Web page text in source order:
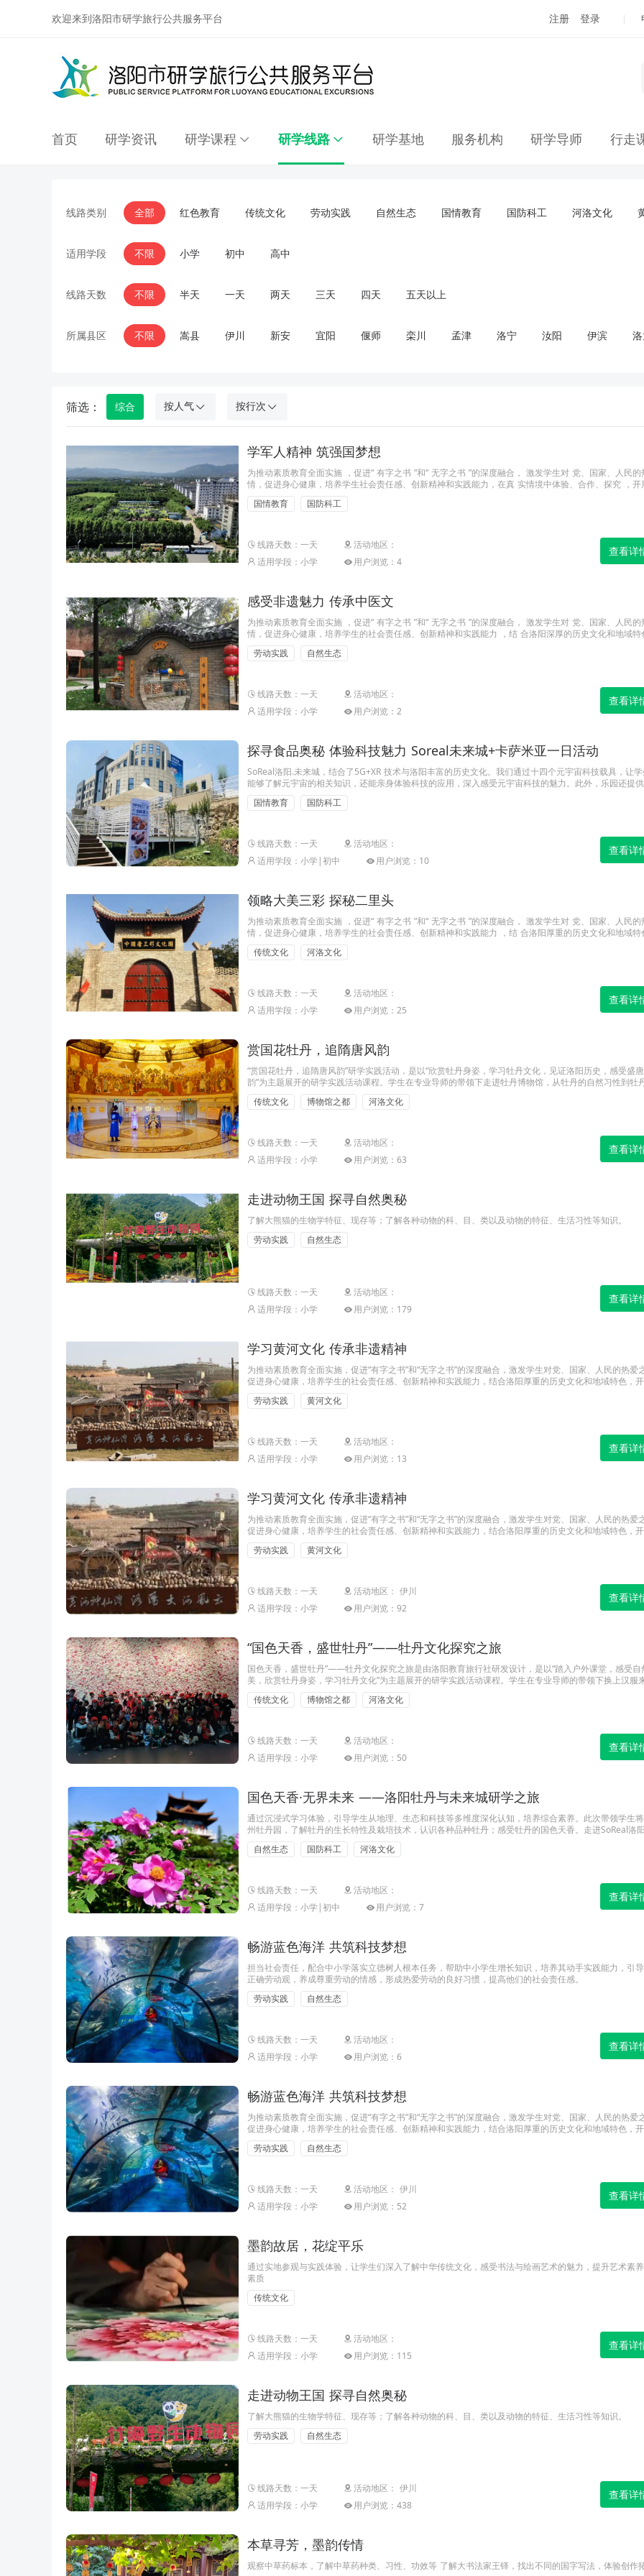
欢迎来到洛阳市研学旅行公共服务平台 注册 登录 |
首页 研学资讯 研学课程 研学线路 研学基地 服务机构 研学导师 行走
线路类别 全部 红色教育 传统文化 劳动实践 自然生态 国情教育 国防科工 河洛文化
适用学段 不限 小学 初中 高中
线路天数 不限 半天 一天 两天 三天 四天 五天以上
所属县区 不限 嵩县 伊川 新安 宜阳 偃师 栾川 孟津 洛宁 汝阳 伊滨
筛选： 综合 按人气 按行次
学军人精神 筑强国梦想
为推动素质教育全面实施 ，促进“ 有字之书 ”和“ 无字之书 ”的深度融合， 激发学生对 党、国家、人民的
情，促进身心健康，培养学生社会责任感、创新精神和实践能力，在真 实情境中体验、合作、探究 ，开
军人精神 ·筑强国梦想” 主题研学活动。
国情教育 国防科工
线路天数：一天
活动地区：
适用学段：小学
用户浏览：4
查看详
感受非遗魅力 传承中医文
为推动素质教育全面实施 ，促进“ 有字之书 ”和“ 无字之书 ”的深度融合， 激发学生对 党、国家、人民的
情，促进身心健康，培养学生的社会责任感、创新精神和实践能力 ，结 合洛阳深厚的历史文化和地域特
展“感受非遗魅力 ·传承中医文化” 主题研学活动。
劳动实践 自然生态
线路天数：一天
活动地区：
适用学段：小学
用户浏览：2
查看详
探寻食品奥秘 体验科技魅力 Soreal未来城+卡萨米亚一日活动
SoReal洛阳.未来城，结合了5G+XR 技术与洛阳丰富的历史文化。我们通过十四个元宇宙科技载具，让学
能够了解元宇宙的相关知识，还能亲身体验科技的应用，深入感受元宇宙科技的魅力。此外，乐园还提供
舟”号载人航天模拟体验器和“蛟龙”号深海载人潜水模拟教具，帮助学生学习航天和航海知识，激发他们的
想。 卡萨米亚造梦工厂则提供了一个完全不同的学习环境。在这里，孩子们可以亲手制作各种烘焙食
国情教育 国防科工
线路天数：一天
活动地区：
适用学段：小学|初中
用户浏览：10
查看详
领略大美三彩 探秘二里头
为推动素质教育全面实施 ，促进“ 有字之书 ”和“ 无字之书 ”的深度融合， 激发学生对 党、国家、人民的
情，促进身心健康，培养学生的社会责任感、创新精神和实践能力 ，结 合洛阳厚重的历史文化和地域特
展“领略大美三彩 ·探秘二里头” 主题研学活动。
传统文化 河洛文化
线路天数：一天
活动地区：
适用学段：小学
用户浏览：25
查看详
赏国花牡丹，追隋唐风韵
“赏国花牡丹，追隋唐风韵”研学实践活动，是以“欣赏牡丹身姿，学习牡丹文化，见证洛阳历史，感受盛
韵”为主题展开的研学实践活动课程。学生在专业导师的带领下走进牡丹博物馆，从牡丹的自然习性到牡
的历史故事和神话传说，学生们认识牡丹，了解牡丹，学习牡丹精神，吟诵牡丹诗词，在身临其境中感受
化，体会河洛文化的源远流长。
传统文化 博物馆之都 河洛文化
线路天数：一天
活动地区：
适用学段：小学
用户浏览：63
查看详
走进动物王国 探寻自然奥秘
了解大熊猫的生物学特征、现存等；了解各种动物的科、目、类以及动物的特征、生活习性等知识。
劳动实践
自然生态
线路天数：一天
活动地区：
适用学段：小学
用户浏览：179
查看详
学习黄河文化 传承非遗精神
为推动素质教育全面实施，促进“有字之书”和“无字之书”的深度融合，激发学生对党、国家、人民的热爱
促进身心健康，培养学生的社会责任感、创新精神和实践能力，结合洛阳厚重的历史文化和地域特色，开
习黄河文化·传承非遗精神”主题研学活动。
劳动实践 黄河文化
线路天数：一天
活动地区：
适用学段：小学
用户浏览：13
查看详
学习黄河文化 传承非遗精神
为推动素质教育全面实施，促进“有字之书”和“无字之书”的深度融合，激发学生对党、国家、人民的热爱
促进身心健康，培养学生的社会责任感、创新精神和实践能力，结合洛阳厚重的历史文化和地域特色，开
习黄河文化·传承非遗精神”主题研学活动。
劳动实践 黄河文化
线路天数：一天
活动地区： 伊川
适用学段：小学
用户浏览：92
查看详
“国色天香，盛世牡丹”——牡丹文化探究之旅
国色天香，盛世牡丹”——牡丹文化探究之旅是由洛阳教育旅行社研发设计，是以“踏入户外课堂，感受自
美，欣赏牡丹身姿，学习牡丹文化”为主题展开的研学实践活动课程。学生在专业导师的带领下换上汉服
州园，观赏各色牡丹，和各色花朵合影，制作“春日锦囊”；继而到牡丹博物馆，从牡丹的自然习性到牡丹
历史故事和神话传说，学生们认识牡丹，了解牡丹，学习牡丹精神，吟诵牡丹诗词，在身临其境中感受牡
传统文化 博物馆之都 河洛文化
线路天数：一天
活动地区：
适用学段：小学
用户浏览：50
查看详
国色天香·无界未来 ——洛阳牡丹与未来城研学之旅
通过沉浸式学习体验，引导学生从地理、生态和科技等多维度深化认知，培养综合素养。此次带领学生
州牡丹园，了解牡丹的生长特性及栽培技术，认识各种品种牡丹；感受牡丹的国色天香。走进SoReal洛
城，学生将体验前沿科技，激发创新思维，了解未来城发展的趋势。
自然生态 国防科工 河洛文化
线路天数：一天
活动地区：
适用学段：小学|初中
用户浏览：7
查看详
畅游蓝色海洋 共筑科技梦想
担当社会责任，配合中小学落实立德树人根本任务，帮助中小学生增长知识，培养其动手实践能力，引
正确劳动观，养成尊重劳动的情感，形成热爱劳动的良好习惯，提高他们的社会责任感。
劳动实践
自然生态
线路天数：一天
活动地区：
适用学段：小学
用户浏览：6
查看详
畅游蓝色海洋 共筑科技梦想
为推动素质教育全面实施，促进“有字之书”和“无字之书”的深度融合，激发学生对党、国家、人民的热爱
促进身心健康，培养学生的社会责任感、创新精神和实践能力，结合洛阳厚重的历史文化和地域特色，开
游蓝色海洋·共筑科技梦想”主题研学活动。
劳动实践 自然生态
线路天数：一天
活动地区： 伊川
适用学段：小学
用户浏览：52
查看详
墨韵故居，花绽平乐
通过实地参观与实践体验，让学生们深入了解中华传统文化，感受书法与绘画艺术的魅力，提升艺术素
素质
传统文化
线路天数：一天
活动地区：
适用学段：小学
用户浏览：115
查看详
走进动物王国 探寻自然奥秘
了解大熊猫的生物学特征、现存等；了解各种动物的科、目、类以及动物的特征、生活习性等知识。
劳动实践
自然生态
线路天数：一天
活动地区： 伊川
适用学段：小学
用户浏览：438
查看详
本草寻芳，墨韵传情
观察中草药标本，了解中草药种类、习性、功效等 了解大书法家王铎，找出不同的国字写法，体验创作